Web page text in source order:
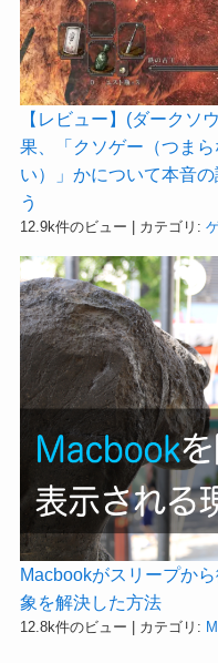
【レビュー】(ダークソ
果、「クソゲー（つま
い）」かについて本音
う
12.9k件のビュー カテゴリ:
Macbookがスリープか
象を解決した方法
12.8k件のビュー カテゴリ: